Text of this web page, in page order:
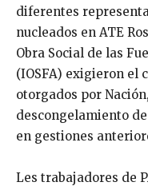
diferentes
nucleados en ATE
Obra Social de las
(IOSFA) exigieron el
otorgados por
descongelamiento
en gestiones
Les trabajadores de